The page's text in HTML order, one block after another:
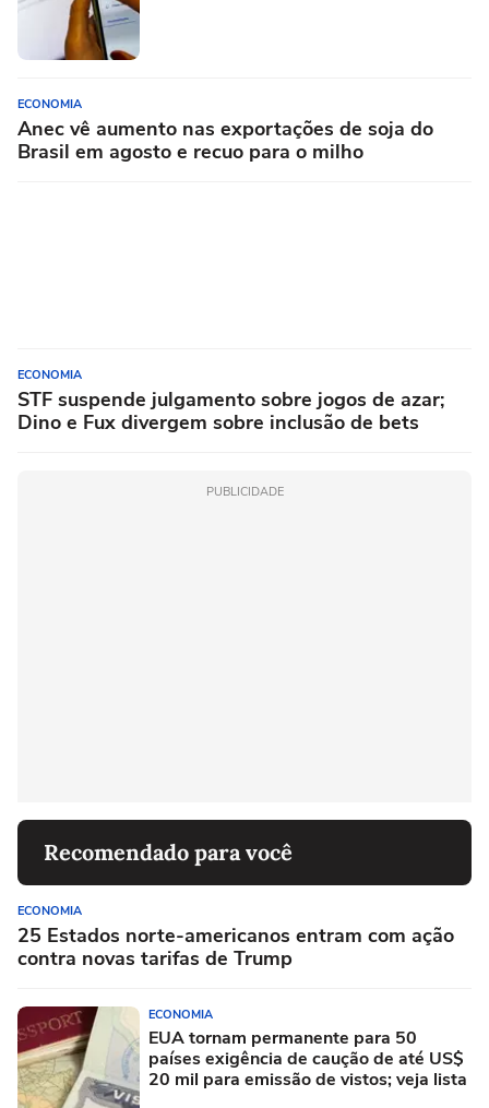
ECONOMIA
Anec vê aumento nas exportações de soja do
Brasil em agosto e recuo para o milho
ECONOMIA
STF suspende julgamento sobre jogos de azar;
Dino e Fux divergem sobre inclusão de bets
PUBLICIDADE
Recomendado para você
ECONOMIA
25 Estados norte-americanos entram com ação
contra novas tarifas de Trump
ECONOMIA
EUA tornam permanente para 50
países exigência de caução de até US$
20 mil para emissão de vistos; veja lista